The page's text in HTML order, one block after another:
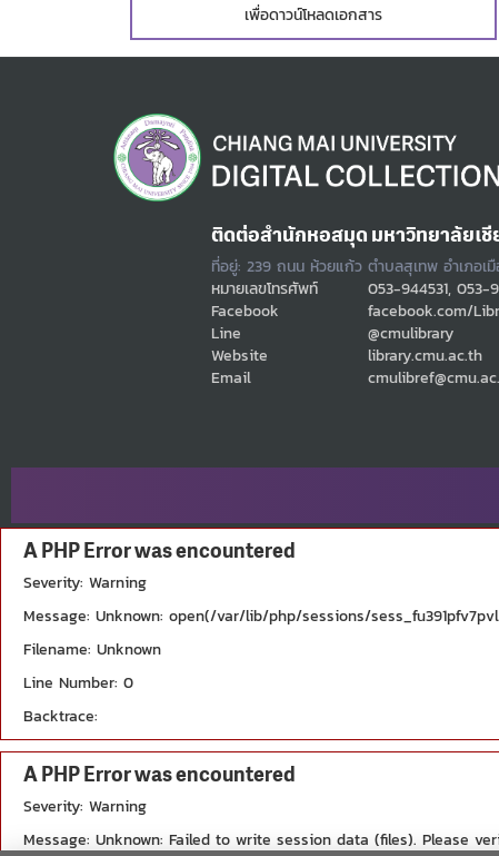
เพื่อดาวน์โหลดเอกสาร
ติดต่อสำนักหอสมุด มหาวิทยาลัยเชี
ที่อยู่: 239 ถนน ห้วยแก้ว ตำบลสุเทพ อำเภอเ
หมายเลขโทรศัพท์ 053-944531, 053-
Facebook
facebook.com/
Line
@cmulibrary
Website
library.cmu.ac.th
Email
A PHP Error was encountered
Severity: Warning
Message: Unknown: open(/var/lib/php/sessions/
Filename: Unknown
Line Number: 0
Backtrace:
A PHP Error was encountered
Severity: Warning
Message: Unknown: Failed to write session data (files). Please